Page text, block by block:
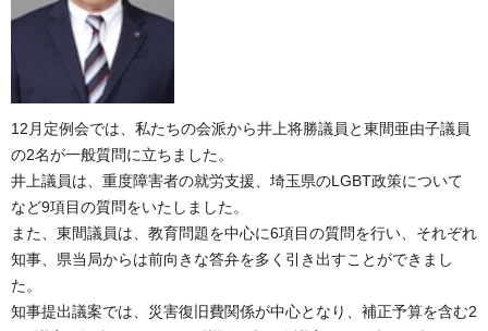
12月定例会では、私たちの会派から井上将勝議員と東間亜由子議員
の2名が一般質問に立ちました。
井上議員は、重度障害者の就労支援、埼玉県のLGBT政策について
など9項目の質問をいたしました。
また、東間議員は、教育問題を中心に6項目の質問を行い、それぞれ
知事、県当局からは前向きな答弁を多く引き出すことができまし
た。
知事提出議案では、災害復旧費関係が中心となり、補正予算を含む2